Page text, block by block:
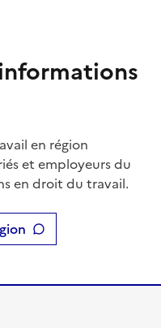
en région
et employeurs du
en droit du travail.